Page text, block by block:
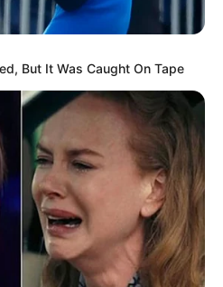
But It Was Caught On Tape